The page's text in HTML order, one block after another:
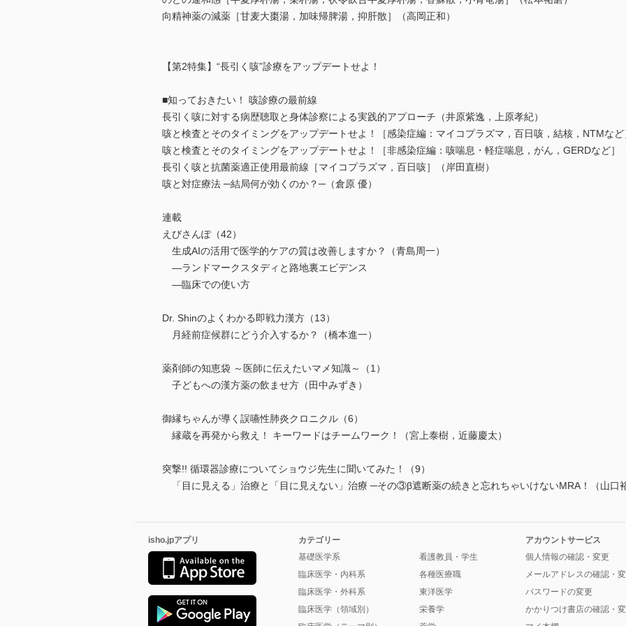
向精神薬の減薬［甘麦大棗湯，加味帰脾湯，抑肝散］（高岡正和）
【第2特集】“長引く咳”診療をアップデートせよ！
■知っておきたい！ 咳診療の最前線
長引く咳に対する病歴聴取と身体診察による実践的アプローチ（井原紫逸，上原孝紀）
咳と検査とそのタイミングをアップデートせよ！［感染症編：マイコプラズマ，百日咳，結核，NTMなど
咳と検査とそのタイミングをアップデートせよ！［非感染症編：咳喘息・軽症喘息，がん，GERDなど］
長引く咳と抗菌薬適正使用最前線［マイコプラズマ，百日咳］（岸田直樹）
咳と対症療法 ─結局何が効くのか？─（倉原 優）
連載
えびさんぽ（42）
生成AIの活用で医学的ケアの質は改善しますか？（青島周一）
―ランドマークスタディと路地裏エビデンス
―臨床での使い方
Dr. Shinのよくわかる即戦力漢方（13）
月経前症候群にどう介入するか？（橋本進一）
薬剤師の知恵袋 ～医師に伝えたいマメ知識～（1）
子どもへの漢方薬の飲ませ方（田中みずき）
御縁ちゃんが導く誤嚥性肺炎クロニクル（6）
縁蔵を再発から救え！ キーワードはチームワーク！（宮上泰樹，近藤慶太）
突撃!! 循環器診療についてショウジ先生に聞いてみた！（9）
「目に見える」治療と「目に見えない」治療 ─その③β遮断薬の続きと忘れちゃいけないMRA！（山口
isho.jpアプリ
カテゴリー
基礎医学系
臨床医学・内科系
臨床医学・外科系
臨床医学（領域別）
看護教員・学生
各種医療職
東洋医学
栄養学
アカウントサービス
個人情報の確認・変更
メールアドレスの確認・
パスワードの変更
かかりつけ書店の確認・